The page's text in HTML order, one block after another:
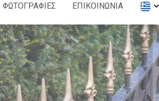
ΦΩΤΟΓΡΑΦΙΕΣ ΕΠΙΚΟΙΝΩΝΙΑ